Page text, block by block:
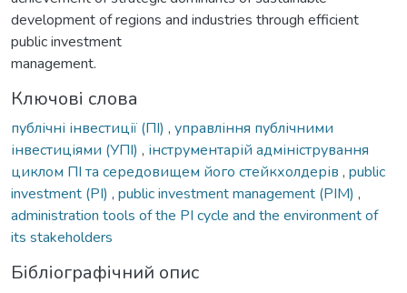
development of regions and industries through efficient
public investment
management.
Ключові слова
публічні інвестиції (ПІ) , управління публічними
інвестиціями (УПІ) , інструментарій адміністрування
циклом ПІ та середовищем його стейкхолдерів , public
investment (PI) , public investment management (PIМ) ,
administration tools of the PI cycle and the environment of
its stakeholders
Бібліографічний опис